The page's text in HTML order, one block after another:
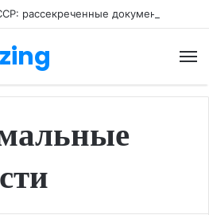
рассекреченные документы